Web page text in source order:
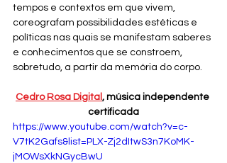
tempos e contextos em que vivem,
coreografam possibilidades estéticas e
políticas nas quais se manifestam saberes
e conhecimentos que se constroem,
sobretudo, a partir da memória do corpo.
Cedro Rosa Digital , música independente
certificada
https://www.youtube.com/watch?v=c-
V7tK2Gafs&list=PLX-Zj2dItwS3n7KoMK-
jMOWsXkNGycBwU